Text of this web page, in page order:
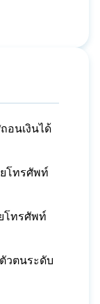
อนเงินได้
โทรศัพท์
โทรศัพท์
วตนระดับ